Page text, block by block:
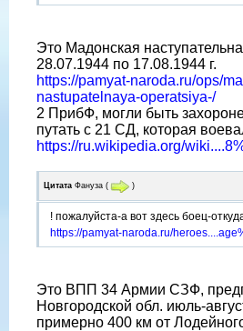
Это Мадонская
28.07.1944 по 17.08.1944 г.
https://pamyat-naroda.ru/ops/
nastupatelnaya-operatsiya-/
2 ПрибФ, могли быть
путать с 21 СД, которая
https://ru.wikipedia.org/
Цитата Фануза ( )
! пожалуйста-а вот здесь боец-
https://pamyat-naroda.ru/
Это ВПП 34 Армии СЗФ,
Новгородской обл. июль-
примерно 400 км от